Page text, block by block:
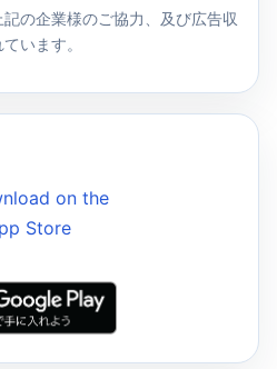
の企業様のご協力、及び広告収
います。